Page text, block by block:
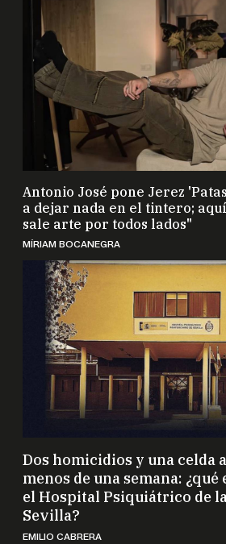
Antonio José pone Jerez
a dejar nada en el tintero;
sale arte por todos lados"
MÍRIAM BOCANEGRA
Dos homicidios y una celda
menos de una semana: ¿qué
el Hospital Psiquiátrico de
Sevilla?
EMILIO CABRERA